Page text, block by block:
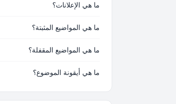
ما هي الإعلانات؟
ما هي المواضيع المثبتة؟
ما هي المواضيع المقفلة؟
ما هي أيقونة الموضوع؟